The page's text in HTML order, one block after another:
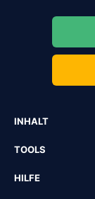
INHALT
TOOLS
HILFE